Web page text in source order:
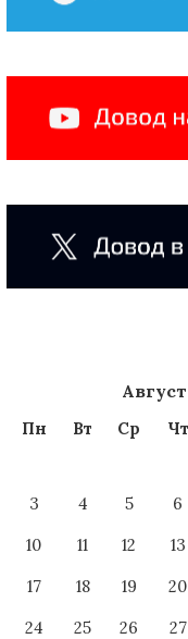
Пн Вт Ср Чт
3
4 5 6
10
11 12 13
17
18 19 20
24
25 26 27